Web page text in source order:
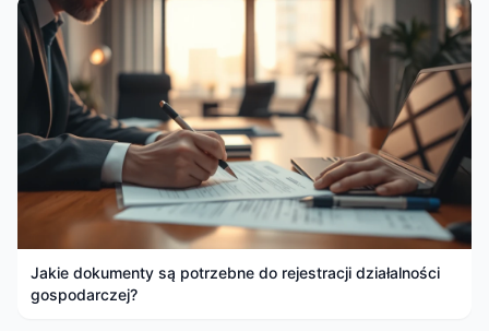
Jakie dokumenty są potrzebne do rejestracji działalności
gospodarczej?